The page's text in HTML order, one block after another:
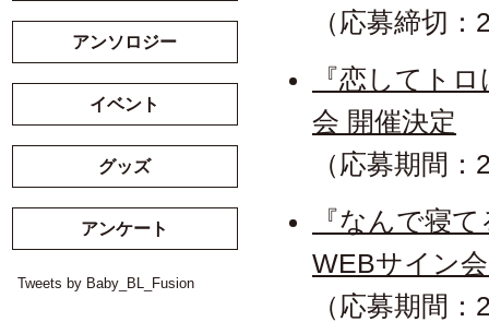
（応募締切
『恋してト
会 開催決定
（応募期間
『なんで寝
WEBサイン
（応募期間
アンソロジー
イベント
グッズ
アンケート
Tweets by Baby_BL_Fusion